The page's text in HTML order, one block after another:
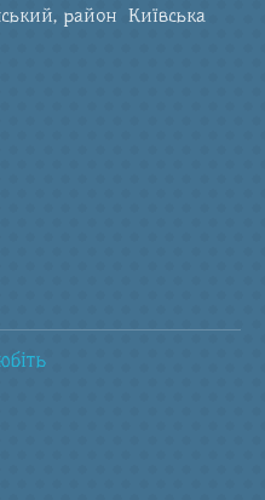
район Київська